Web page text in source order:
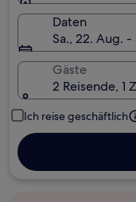
Daten
Sa., 22. Aug.
Gäste
2 Reisende, 1
Ich reise geschäftlich